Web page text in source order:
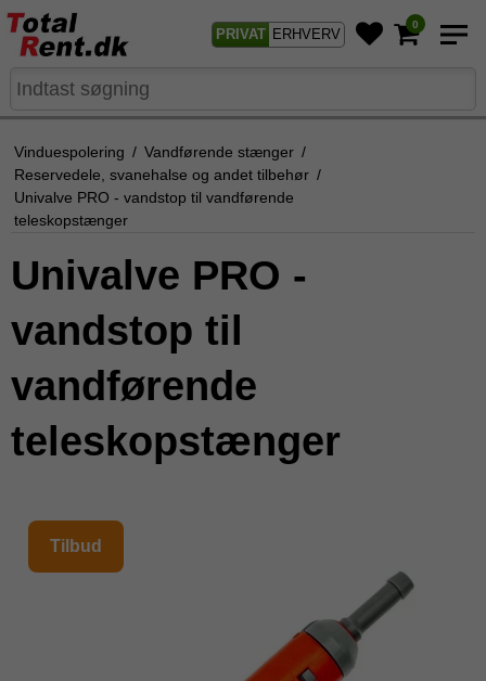
PRIVAT ERHVERV
0
Vinduespolering / Vandførende stænger /
Reservedele, svanehalse og andet tilbehør /
Univalve PRO - vandstop til vandførende
teleskopstænger
Univalve PRO -
vandstop til
vandførende
teleskopstænger
Tilbud